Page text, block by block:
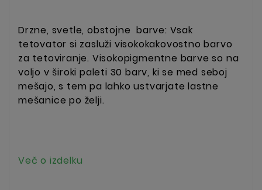
Drzne, svetle, obstojne barve: Vsak
tetovator si zasluži visokokakovostno barvo
za tetoviranje. Visokopigmentne barve so na
voljo v široki paleti 30 barv, ki se med seboj
mešajo, s tem pa lahko ustvarjate lastne
mešanice po želji.
Več o izdelku